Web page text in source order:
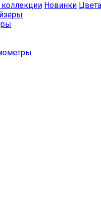
коллекции Новинки Цвета